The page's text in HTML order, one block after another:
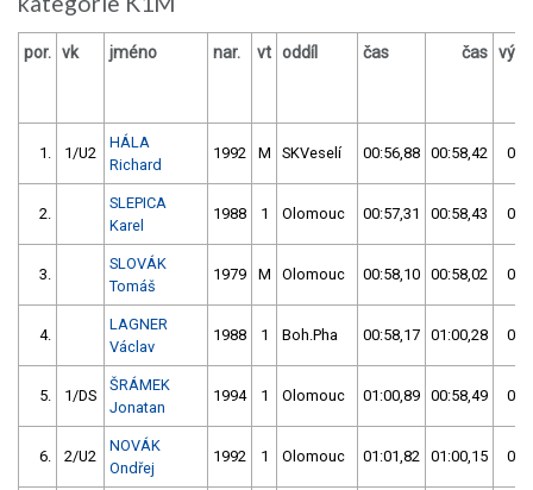
por. vk jméno nar. vt oddíl čas čas
1. 1/U2
HÁLA
Richard
1992 M SKVeselí 00:56,88 00:58,42
2.
SLEPICA
Karel
1988 1 Olomouc 00:57,31 00:58,43
3.
SLOVÁK
Tomáš
1979 M Olomouc 00:58,10 00:58,02
4.
LAGNER
Václav
1988 1 Boh.Pha 00:58,17 01:00,28
5. 1/DS
ŠRÁMEK
Jonatan
1994 1 Olomouc 01:00,89 00:58,49
6. 2/U2
NOVÁK
Ondřej
1992 1 Olomouc 01:01,82 01:00,15